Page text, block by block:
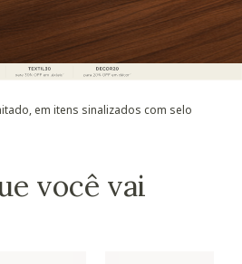
em itens sinalizados com selo
você vai